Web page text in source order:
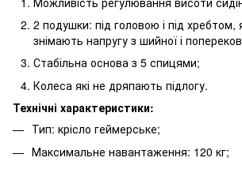
2 подушки: під головою і під хребтом,
знімають напругу з шийної і
Стабільна основа з 5 спицями;
Колеса які не дряпають підлогу.
Технічні характеристики:
Тип: крісло геймерське;
Максимальне навантаження: 120 кг;